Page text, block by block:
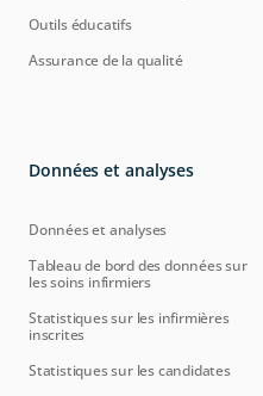
Outils éducatifs
Assurance de la qualité
Données et analyses
Données et analyses
Tableau de bord des données sur
les soins infirmiers
Statistiques sur les infirmières
inscrites
Statistiques sur les candidates